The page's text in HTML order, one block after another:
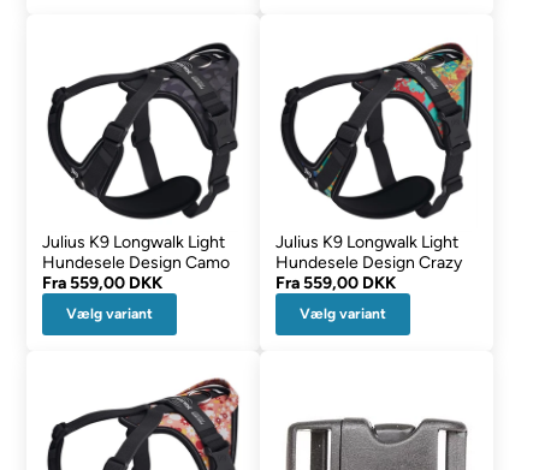
Julius K9 Longwalk Light
Hundesele Design Camo
Fra559,00 DKK
Vælg variant
Julius K9 Longwalk Light
Hundesele Design Crazy
Fra559,00 DKK
Vælg variant